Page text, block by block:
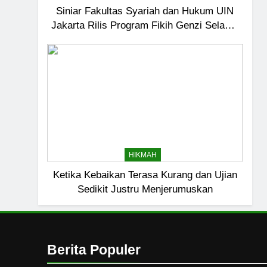
Siniar Fakultas Syariah dan Hukum UIN
Jakarta Rilis Program Fikih Genzi Selama
HIKMAH
Ketika Kebaikan Terasa Kurang dan Ujian
Sedikit Justru Menjerumuskan
Berita Populer
7
Kopi Beneran Versus Kopi
Mahasiswa dan Santri
Seksual di Lingkungan
PENDIDIKAN ISLAM
2